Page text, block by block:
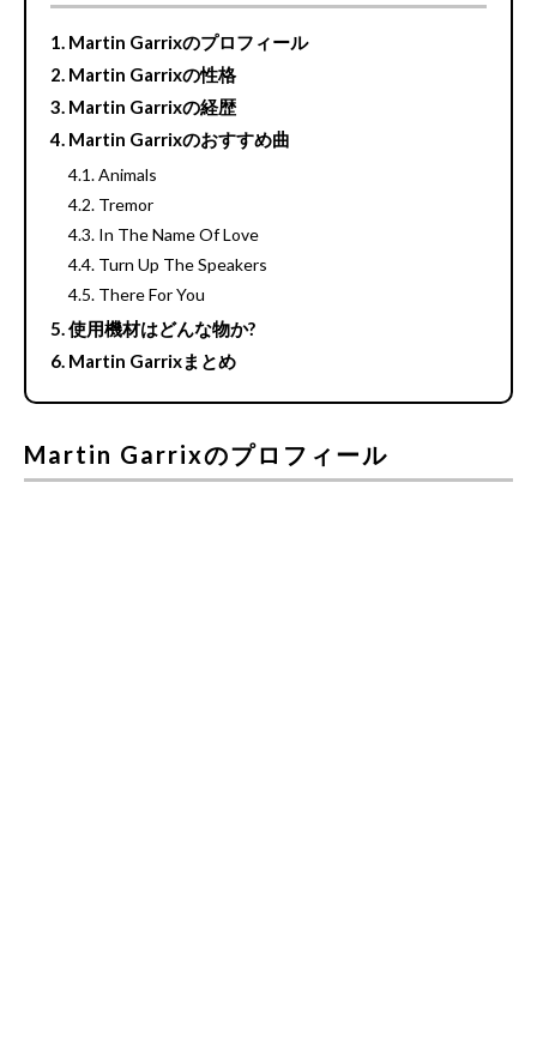
Martin Garrixのプロフィール
Martin Garrixの性格
Martin Garrixの経歴
Martin Garrixのおすすめ曲
Animals
Tremor
In The Name Of Love
Turn Up The Speakers
There For You
使用機材はどんな物か?
Martin Garrixまとめ
Martin Garrixのプロフィール